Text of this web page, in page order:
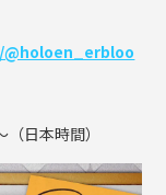
日本時間）